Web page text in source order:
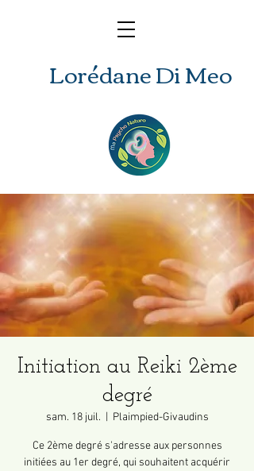
Lorédane Di Meo
Initiation au Reiki 2ème
degré
sam. 18 juil. Plaimpied-Givaudins
Ce 2ème degré s'adresse aux personnes
initiées au 1er degré, qui souhaitent acquérir